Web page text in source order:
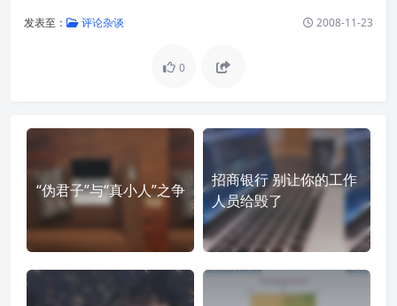
发表至： 评论杂谈 2008-11-23
0
“伪君子”与“真小人”之争
招商银行 别让你的工作
人员给毁了